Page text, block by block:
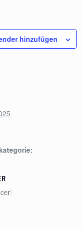
hinzufügen